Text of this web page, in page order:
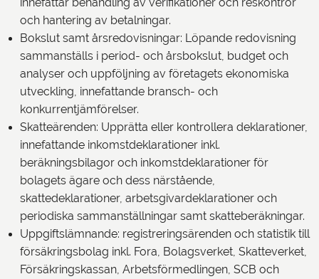
innefattar behandling av verifikationer och reskontror
och hantering av betalningar.
Bokslut samt årsredovisningar: Löpande redovisning
sammanställs i period- och årsbokslut, budget och
analyser och uppföljning av företagets ekonomiska
utveckling, innefattande bransch- och
konkurrentjämförelser.
Skatteärenden: Upprätta eller kontrollera deklarationer,
innefattande inkomstdeklarationer inkl.
beräkningsbilagor och inkomstdeklarationer för
bolagets ägare och dess närstående,
skattedeklarationer, arbetsgivardeklarationer och
periodiska sammanställningar samt skatteberäkningar.
Uppgiftslämnande: registreringsärenden och statistik till
försäkringsbolag inkl. Fora, Bolagsverket, Skatteverket,
Försäkringskassan, Arbetsförmedlingen, SCB och